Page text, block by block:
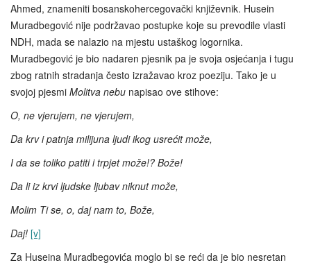
Ahmed, znameniti bosanskohercegovački književnik. Husein
Muradbegović nije podržavao postupke koje su prevodile vlasti
NDH, mada se nalazio na mjestu ustaškog logornika.
Muradbegović je bio nadaren pjesnik pa je svoja osjećanja i tugu
zbog ratnih stradanja često izražavao kroz poeziju. Tako je u
svojoj pjesmi Molitva nebu napisao ove stihove:
O, ne vjerujem, ne vjerujem,
Da krv i patnja milijuna ljudi ikog usrećit može,
I da se toliko patiti i trpjet može!? Bože!
Da li iz krvi ljudske ljubav niknut može,
Molim Ti se, o, daj nam to, Bože,
Daj! [v]
Za Huseina Muradbegovića moglo bi se reći da je bio nesretan